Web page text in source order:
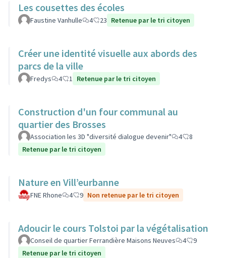
Les cousettes des écoles
Faustine Vanhulle 4 23 Retenue par le tri citoyen
Créer une identité visuelle aux abords des
parcs de la ville
Fredys 4 1 Retenue par le tri citoyen
Construction d'un four communal au
quartier des Brosses
Association les 3D "diversité dialogue devenir" 4
8
Retenue par le tri citoyen
Nature en Vill’eurbanne
FNE Rhone 4 9 Non retenue par le tri citoyen
Adoucir le cours Tolstoi par la végétalisation
Conseil de quartier Ferrandière Maisons Neuves 4
9
Retenue par le tri citoyen